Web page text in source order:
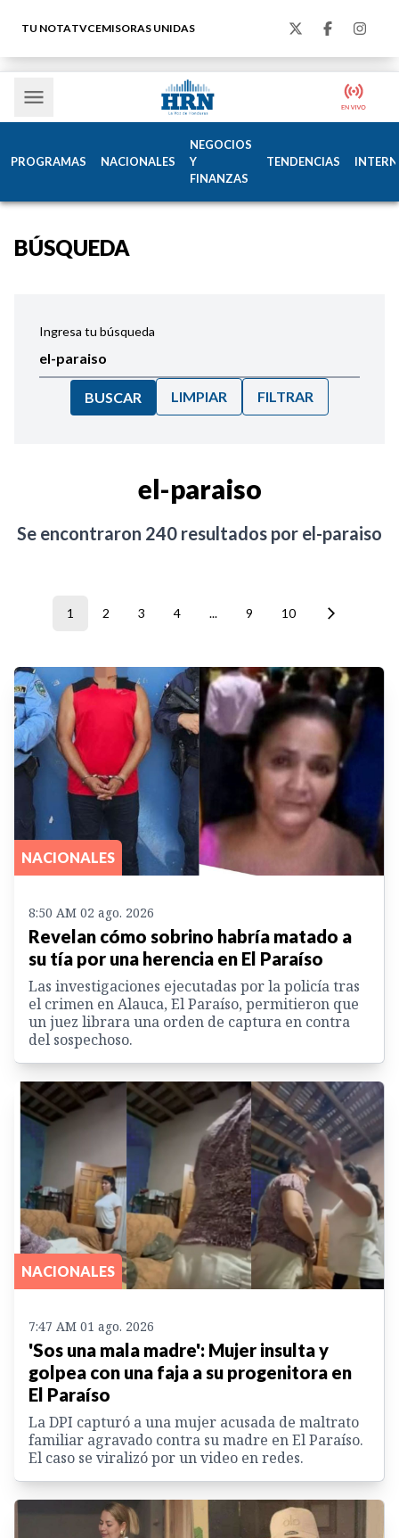
TU NOTATVCEMISORAS UNIDAS
PROGRAMAS NACIONALES
NEGOCIOS
Y
FINANZAS
TENDENCIAS
BÚSQUEDA
Ingresa tu búsqueda
BUSCAR LIMPIAR FILTRAR
el-paraiso
Se encontraron 240 resultados por el-paraiso
1 2 3 4 ... 9 10
NACIONALES
8:50 AM 02 ago. 2026
Revelan cómo sobrino habría matado a
su tía por una herencia en El Paraíso
Las investigaciones ejecutadas por la policía tras
el crimen en Alauca, El Paraíso, permitieron que
un juez librara una orden de captura en contra
del sospechoso.
NACIONALES
7:47 AM 01 ago. 2026
'Sos una mala madre': Mujer insulta y
golpea con una faja a su progenitora en
El Paraíso
La DPI capturó a una mujer acusada de maltrato
familiar agravado contra su madre en El Paraíso.
El caso se viralizó por un video en redes.